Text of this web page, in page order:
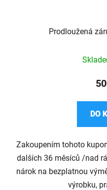
Prodloužená
DO
Zakoupením tohoto
dalších 36 měsíců /nad
nárok na bezplatnou
výrobku,